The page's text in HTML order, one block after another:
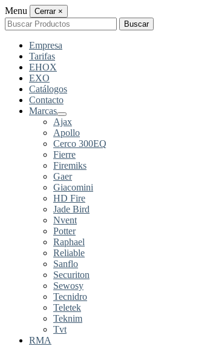
Menu Cerrar ×
Buscar
por:
Buscar
Empresa
Tarifas
EHOX
EXO
Catálogos
Contacto
Marcas
Ajax
Apollo
Cerco 300EQ
Fierre
Firemiks
Gaer
Giacomini
HD Fire
Jade Bird
Nvent
Potter
Raphael
Reliable
Sanflo
Securiton
Sewosy
Tecnidro
Teletek
Teknim
Tvt
RMA